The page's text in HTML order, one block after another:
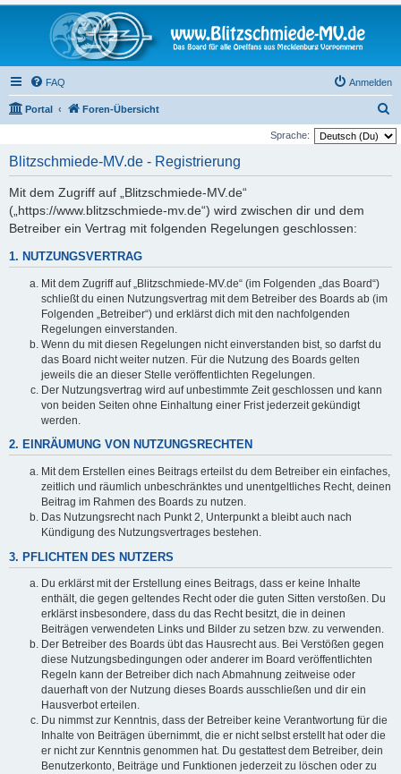
FAQ Anmelden
Portal Foren-Übersicht
u
Sprache:
Blitzschmiede-MV.de - Registrierung
Mit dem Zugriff auf „Blitzschmiede-MV.de“
(„https://www.blitzschmiede-mv.de“) wird zwischen dir und dem
Betreiber ein Vertrag mit folgenden Regelungen geschlossen:
1. NUTZUNGSVERTRAG
Mit dem Zugriff auf „Blitzschmiede-MV.de“ (im Folgenden „das Board“)
schließt du einen Nutzungsvertrag mit dem Betreiber des Boards ab (im
Folgenden „Betreiber“) und erklärst dich mit den nachfolgenden
Regelungen einverstanden.
Wenn du mit diesen Regelungen nicht einverstanden bist, so darfst du
das Board nicht weiter nutzen. Für die Nutzung des Boards gelten
jeweils die an dieser Stelle veröffentlichten Regelungen.
Der Nutzungsvertrag wird auf unbestimmte Zeit geschlossen und kann
von beiden Seiten ohne Einhaltung einer Frist jederzeit gekündigt
werden.
2. EINRÄUMUNG VON NUTZUNGSRECHTEN
Mit dem Erstellen eines Beitrags erteilst du dem Betreiber ein einfaches,
zeitlich und räumlich unbeschränktes und unentgeltliches Recht, deinen
Beitrag im Rahmen des Boards zu nutzen.
Das Nutzungsrecht nach Punkt 2, Unterpunkt a bleibt auch nach
Kündigung des Nutzungsvertrages bestehen.
3. PFLICHTEN DES NUTZERS
Du erklärst mit der Erstellung eines Beitrags, dass er keine Inhalte
enthält, die gegen geltendes Recht oder die guten Sitten verstoßen. Du
erklärst insbesondere, dass du das Recht besitzt, die in deinen
Beiträgen verwendeten Links und Bilder zu setzen bzw. zu verwenden.
Der Betreiber des Boards übt das Hausrecht aus. Bei Verstößen gegen
diese Nutzungsbedingungen oder anderer im Board veröffentlichten
Regeln kann der Betreiber dich nach Abmahnung zeitweise oder
dauerhaft von der Nutzung dieses Boards ausschließen und dir ein
Hausverbot erteilen.
Du nimmst zur Kenntnis, dass der Betreiber keine Verantwortung für die
Inhalte von Beiträgen übernimmt, die er nicht selbst erstellt hat oder die
er nicht zur Kenntnis genommen hat. Du gestattest dem Betreiber, dein
Benutzerkonto, Beiträge und Funktionen jederzeit zu löschen oder zu